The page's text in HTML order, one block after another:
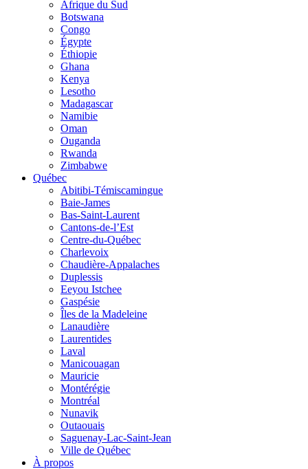
Afrique du Sud
Botswana
Congo
Égypte
Éthiopie
Ghana
Kenya
Lesotho
Madagascar
Namibie
Oman
Ouganda
Rwanda
Zimbabwe
Québec
Abitibi-Témiscamingue
Baie-James
Bas-Saint-Laurent
Cantons-de-l’Est
Centre-du-Québec
Charlevoix
Chaudière-Appalaches
Duplessis
Eeyou Istchee
Gaspésie
Îles de la Madeleine
Lanaudière
Laurentides
Laval
Manicouagan
Mauricie
Montérégie
Montréal
Nunavik
Outaouais
Saguenay-Lac-Saint-Jean
Ville de Québec
À propos